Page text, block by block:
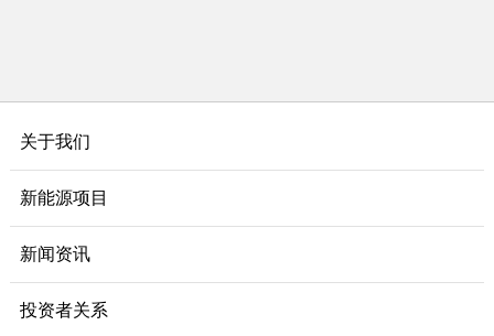
关于我们
新能源项目
新闻资讯
投资者关系